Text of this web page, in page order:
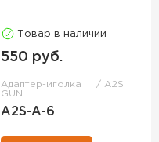
Товар в наличии
550 руб.
Адаптер-иголка
A2S
GUN
A2S-A-6